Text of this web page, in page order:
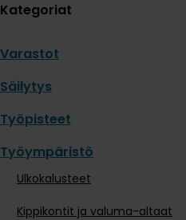
Kategoriat
Varastot
Säilytys
Työpisteet
Työympäristö
Ulkokalusteet
Kippikontit ja valuma-altaat